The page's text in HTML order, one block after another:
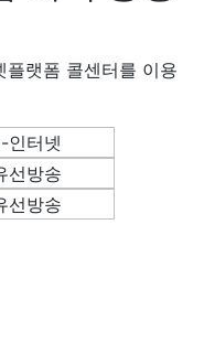
랫폼 콜센터를 이용